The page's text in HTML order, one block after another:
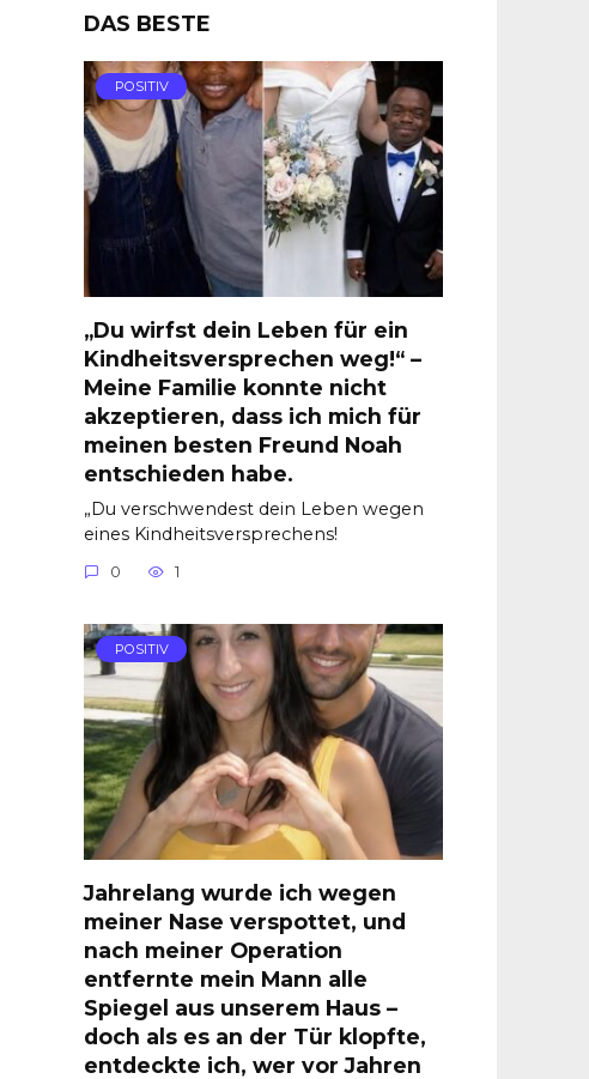
DAS BESTE
POSITIV
„Du wirfst dein Leben für ein
Kindheitsversprechen weg!“ –
Meine Familie konnte nicht
akzeptieren, dass ich mich für
meinen besten Freund Noah
entschieden habe.
„Du verschwendest dein Leben wegen
eines Kindheitsversprechens!
0 1
POSITIV
Jahrelang wurde ich wegen
meiner Nase verspottet, und
nach meiner Operation
entfernte mein Mann alle
Spiegel aus unserem Haus –
doch als es an der Tür klopfte,
entdeckte ich, wer vor Jahren